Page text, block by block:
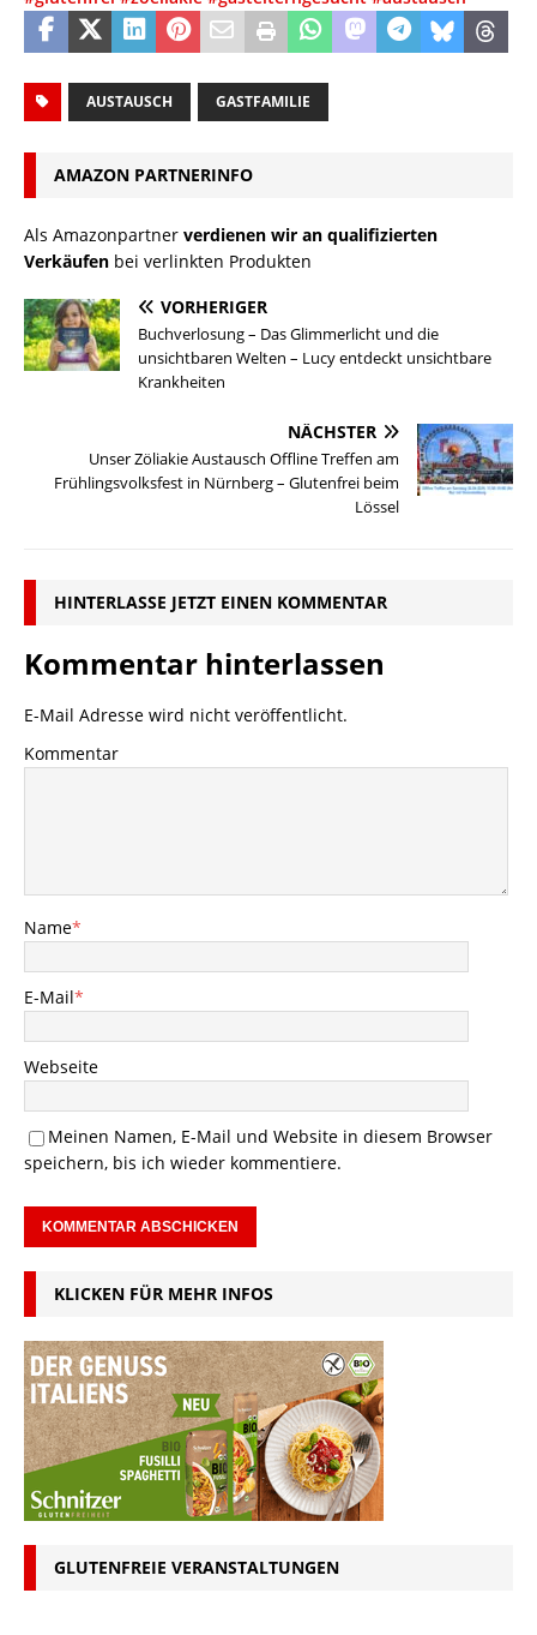
AUSTAUSCH GASTFAMILIE
AMAZON PARTNERINFO
Als Amazonpartner verdienen wir an qualifizierten
Verkäufen bei verlinkten Produkten
VORHERIGER
Buchverlosung – Das Glimmerlicht und die
unsichtbaren Welten – Lucy entdeckt unsichtbare
Krankheiten
NÄCHSTER
Unser Zöliakie Austausch Offline Treffen am
Frühlingsvolksfest in Nürnberg – Glutenfrei beim
Lössel
HINTERLASSE JETZT EINEN KOMMENTAR
Kommentar hinterlassen
E-Mail Adresse wird nicht veröffentlicht.
Kommentar
Name*
E-Mail*
Webseite
Meinen Namen, E-Mail und Website in diesem Browser
speichern, bis ich wieder kommentiere.
KLICKEN FÜR MEHR INFOS
GLUTENFREIE VERANSTALTUNGEN